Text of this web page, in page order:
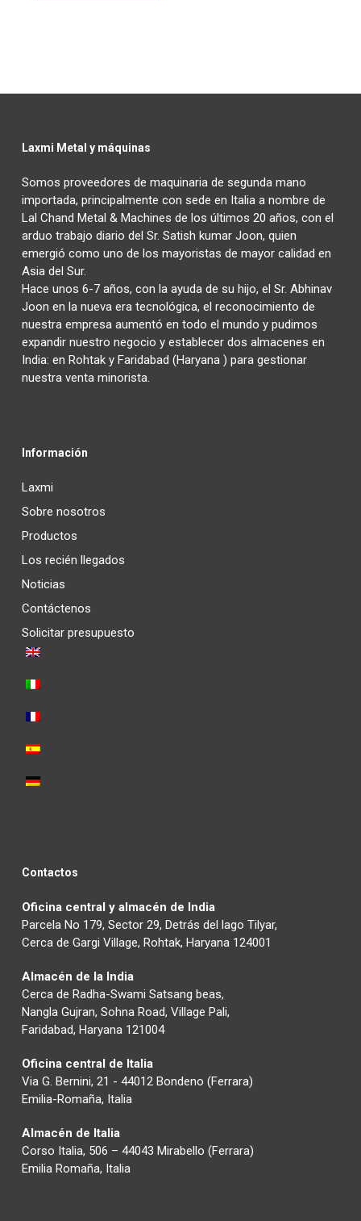
Laxmi Metal y máquinas
Somos proveedores de maquinaria de segunda mano
importada, principalmente con sede en Italia a nombre de
Lal Chand Metal & Machines de los últimos 20 años, con el
arduo trabajo diario del Sr. Satish kumar Joon, quien
emergió como uno de los mayoristas de mayor calidad en
Asia del Sur.
Hace unos 6-7 años, con la ayuda de su hijo, el Sr. Abhinav
Joon en la nueva era tecnológica, el reconocimiento de
nuestra empresa aumentó en todo el mundo y pudimos
expandir nuestro negocio y establecer dos almacenes en
India: en Rohtak y Faridabad (Haryana ) para gestionar
nuestra venta minorista.
Información
Laxmi
Sobre nosotros
Productos
Los recién llegados
Noticias
Contáctenos
Solicitar presupuesto
Contactos
Oficina central y almacén de India
Parcela No 179, Sector 29, Detrás del lago Tilyar,
Cerca de Gargi Village, Rohtak, Haryana 124001
Almacén de la India
Cerca de Radha-Swami Satsang beas,
Nangla Gujran, Sohna Road, Village Pali,
Faridabad, Haryana 121004
Oficina central de Italia
Via G. Bernini, 21 - 44012 Bondeno (Ferrara)
Emilia-Romaña, Italia
Almacén de Italia
Corso Italia, 506 – 44043 Mirabello (Ferrara)
Emilia Romaña, Italia